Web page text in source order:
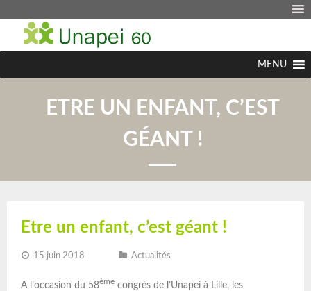
MENU
ETRE UN ENFANT, C’EST
GÉANT !
Etre un enfant, c’est géant !
15 juin 2018 Actualités
A l’occasion du 58ème congrès de l’Unapei à Lille, les